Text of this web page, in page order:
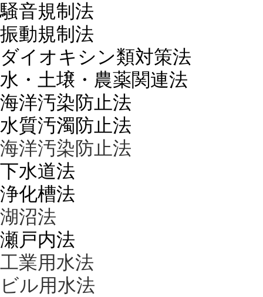
騒音規制法
振動規制法
ダイオキシン類対策法
水・土壌・農薬関連法
海洋汚染防止法
水質汚濁防止法
海洋汚染防止法
下水道法
浄化槽法
湖沼法
瀬戸内法
工業用水法
ビル用水法